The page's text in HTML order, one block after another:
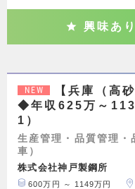
興味あり
NEW
【兵庫（高
◆年収625万～
1）
生産管理・品質管理・
車）
株式会社神戸製鋼所
600万円 ～ 1149万円